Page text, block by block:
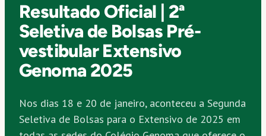
Resultado Oficial | 2ª
Seletiva de Bolsas Pré-
vestibular Extensivo
Genoma 2025
Nos dias 18 e 20 de janeiro, aconteceu a Segunda
Seletiva de Bolsas para o Extensivo de 2025 em